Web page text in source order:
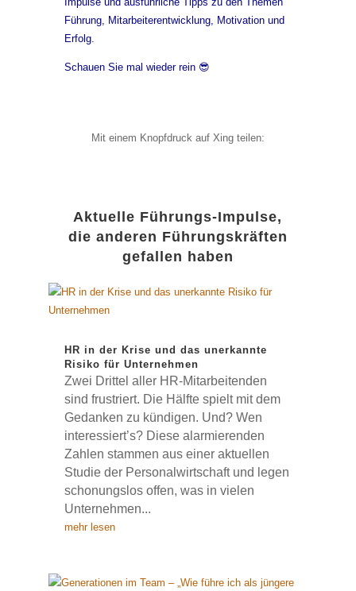
Führung, Mitarbeiterentwicklung, Motivation und
Erfolg.
Schauen Sie mal wieder rein 😎
Mit einem Knopfdruck auf Xing teilen:
Aktuelle Führungs-Impulse,
die anderen Führungskräften
gefallen haben
HR in der Krise und das unerkannte
Risiko für Unternehmen
Zwei Drittel aller HR-Mitarbeitenden
sind frustriert. Die Hälfte spielt mit dem
Gedanken zu kündigen. Und? Wen
interessiert’s? Diese alarmierenden
Zahlen stammen aus einer aktuellen
Studie der Personalwirtschaft und legen
schonungslos offen, was in vielen
Unternehmen...
mehr lesen